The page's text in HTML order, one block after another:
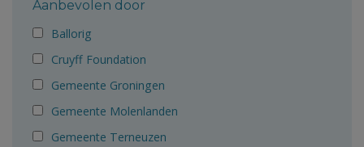
Aanbevolen door
Ballorig
Cruyff Foundation
Gemeente Groningen
Gemeente Molenlanden
Gemeente Terneuzen